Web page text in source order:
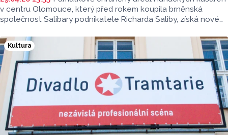
v centru Olomouce, který před rokem koupila brněnská
společnost Salibary podnikatele Richarda Saliby, získá nové
Kultura